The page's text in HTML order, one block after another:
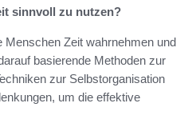
sinnvoll zu nutzen?
Zeit wahrnehmen und
basierende Methoden zur
zur Selbstorganisation
um die effektive